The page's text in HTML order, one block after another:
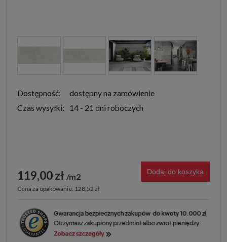
Dostępność:
dostępny na zamówienie
Czas wysyłki:
14 - 21 dni roboczych
119,00 zł m2
Cena za opakowanie: 128,52 zł
Dodaj do koszyka